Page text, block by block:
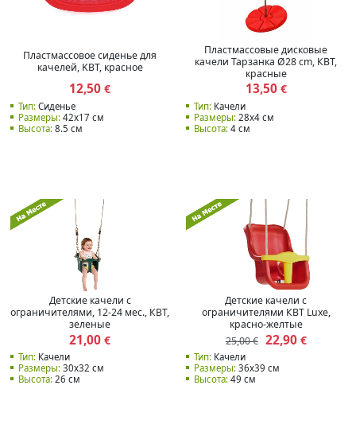
Пластмассовое сиденье для
качелей, KBT, красное
12,50 €
Тип:Сиденье
Размеры:42х17 см
Высота:8.5 см
Пластмассовые дисковые
качели Тарзанка Ø28 cm, КВТ,
красные
13,50€
Тип: Качели
Размеры: 28x4 см
Высота: 4 см
Детские качели с
ограничителями, 12-24 мес., КВТ,
зеленые
21,00 €
Тип:Качели
Размеры:30x32 см
Высота:26 см
Детские качели с
ограничителями КВТ Luxe,
красно-желтые
25,00 € 22,90€
Тип: Качели
Размеры: 36х39 см
Высота: 49 см